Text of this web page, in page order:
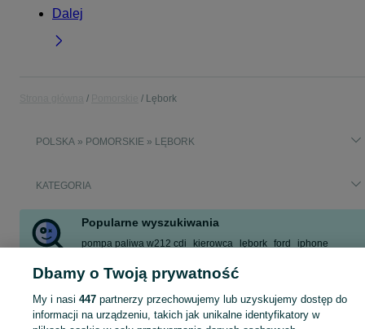
Dalej
Lębork
POLSKA » POMORSKIE » LĘBORK
KATEGORIA
Popularne wyszukiwania
pompa paliwa w212 cdi kierowca lębork ford
iphone
Dbamy o Twoją prywatność
My i nasi 447partnerzy przechowujemy lub uzyskujemy dostęp do
informacji na urządzeniu, takich jak unikalne identyfikatory w